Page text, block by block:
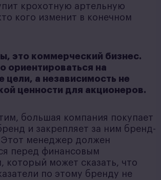
крохотную артельную
кого изменит в конечном
это коммерческий бизнес.
ориентироваться на
цели, а независимость не
ценности для акционеров.
большая компания покупает
и закрепляет за ним бренд-
менеджер должен
перед финансовым
который может сказать, что
по этому бренду не